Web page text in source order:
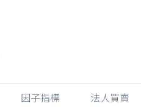
因子指標 法人買賣